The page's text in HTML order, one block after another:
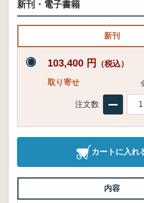
新刊・電子書籍
新刊
103,400 円 （税込）
取り寄せ
注文数
カートに入れ
内容